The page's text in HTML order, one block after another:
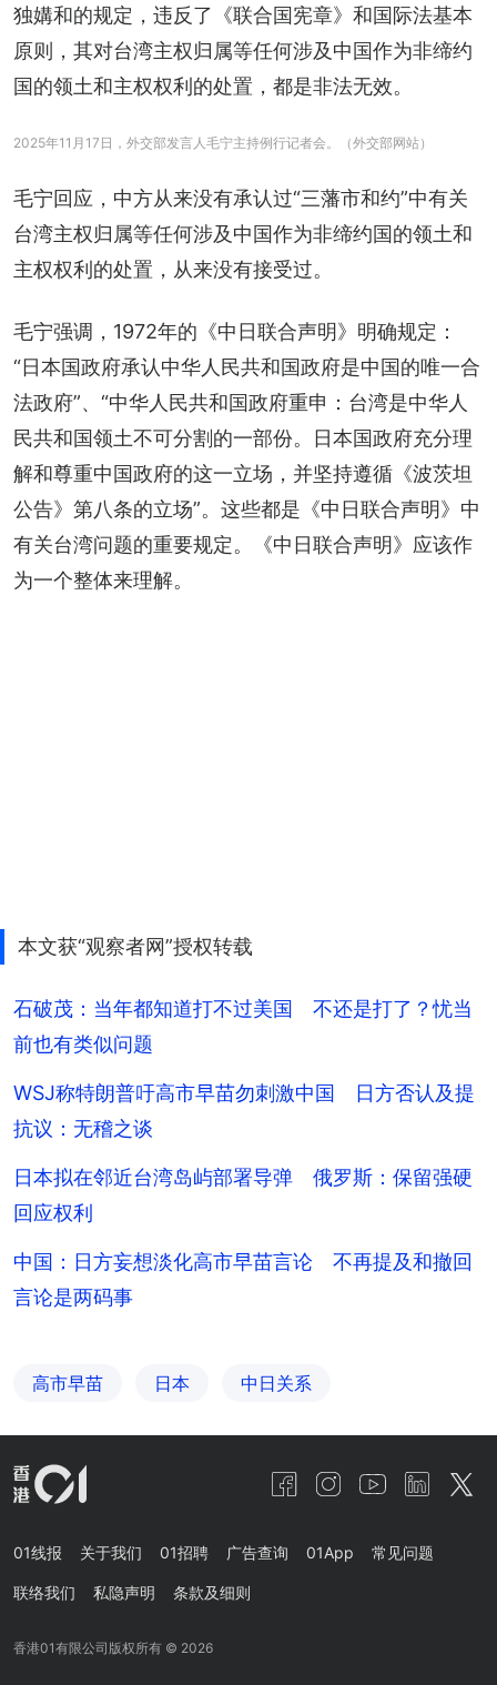
独媾和的规定，违反了《联合国宪章》和国际法基本
原则，其对台湾主权归属等任何涉及中国作为非缔约
国的领土和主权权利的处置，都是非法无效。
2025年11月17日，外交部发言人毛宁主持例行记者会。（外交部网站）
毛宁回应，中方从来没有承认过“三藩市和约”中有关
台湾主权归属等任何涉及中国作为非缔约国的领土和
主权权利的处置，从来没有接受过。
毛宁强调，1972年的《中日联合声明》明确规定：
“日本国政府承认中华人民共和国政府是中国的唯一合
法政府”、“中华人民共和国政府重申：台湾是中华人
民共和国领土不可分割的一部份。日本国政府充分理
解和尊重中国政府的这一立场，并坚持遵循《波茨坦
公告》第八条的立场”。这些都是《中日联合声明》中
有关台湾问题的重要规定。《中日联合声明》应该作
为一个整体来理解。
本文获“观察者网”授权转载
石破茂：当年都知道打不过美国 不还是打了？忧当
前也有类似问题
WSJ称特朗普吁高市早苗勿刺激中国 日方否认及提
抗议：无稽之谈
日本拟在邻近台湾岛屿部署导弹 俄罗斯：保留强硬
回应权利
中国：日方妄想淡化高市早苗言论 不再提及和撤回
言论是两码事
高市早苗 日本 中日关系
01线报 关于我们 01招聘 广告查询 01App 常见问题
联络我们 私隐声明 条款及细则
香港01有限公司版权所有 © 2026